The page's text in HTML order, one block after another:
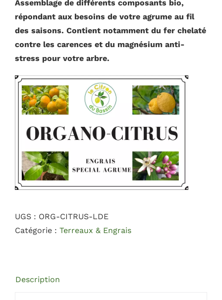
Assemblage de différents composants bio,
répondant aux besoins de votre agrume au fil
des saisons. Contient notamment du fer chelaté
contre les carences et du magnésium anti-
stress pour votre arbre.
UGS : ORG-CITRUS-LDE
Catégorie : Terreaux & Engrais
Description